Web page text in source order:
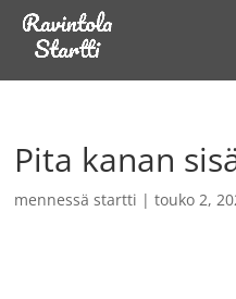
Pita kanan
mennessästartti |touko 2,